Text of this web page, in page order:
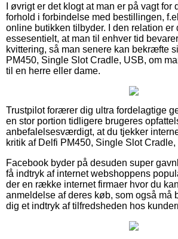
I øvrigt er det klogt at man er på vagt for
forhold i forbindelse med bestillingen,
online butikken tilbyder. I den relation er
essesentielt, at man til enhver tid
kvittering, så man senere kan bekræfte
PM450, Single Slot Cradle, USB, om
til en herre eller dame.
Trustpilot forærer dig ultra fordelagtige
en stor portion tidligere brugeres
anbefalelsesværdigt, at du tjekker
kritik af Delfi PM450, Single Slot
Facebook byder på desuden super
få indtryk af internet webshoppens
der en række internet firmaer hvor du
anmeldelse af deres køb, som også må
dig et indtryk af tilfredsheden hos